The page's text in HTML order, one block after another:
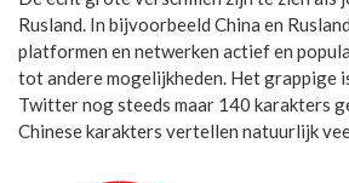
Rusland. In bijvoorbeeld China en
platformen en netwerken actief en
tot andere mogelijkheden. Het grappige
Twitter nog steeds maar 140 karakters
Chinese karakters vertellen natuurlijk